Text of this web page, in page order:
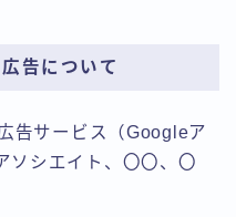
告について
告サービス（Googleア
ソシエイト、〇〇、〇